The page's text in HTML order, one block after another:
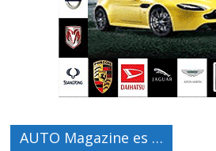
AUTO Magazine es …